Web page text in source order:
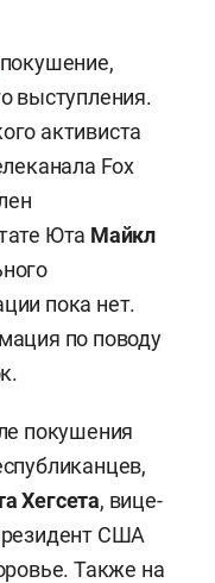
покушение,
выступления.
активиста
Fox
Юта Майкл
пока нет.
по поводу
покушения
Хегсета, вице-
США
Также на